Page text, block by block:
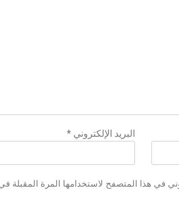
البريد الإلكتروني*
في هذا المتصفح لاستخدامها المرة المقبلة